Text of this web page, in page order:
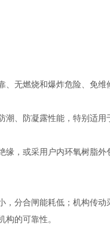
无燃烧和爆炸危险、免维
、防凝露性能，特别适用
，或采用户内环氧树脂外
分合闸能耗低；机构传动
的可靠性。